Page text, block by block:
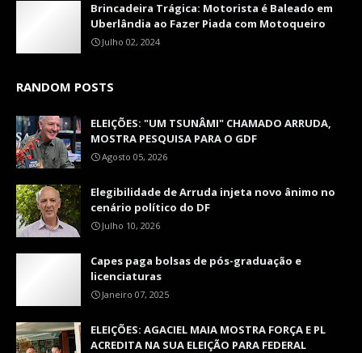
Brincadeira Trágica: Motorista é Baleado em
Uberlândia ao Fazer Piada com Motoqueiro
Julho 02, 2024
RANDOM POSTS
ELEIÇÕES: "UM TSUNÂMI" CHAMADO ARRUDA,
MOSTRA PESQUISA PARA O GDF
Agosto 05, 2026
Elegibilidade de Arruda injeta novo ânimo no
cenário político do DF
Julho 10, 2026
Capes paga bolsas de pós-graduação e
licenciaturas
Janeiro 07, 2025
ELEIÇÕES: AGACIEL MAIA MOSTRA FORÇA E PL
ACREDITA NA SUA ELEIÇÃO PARA FEDERAL